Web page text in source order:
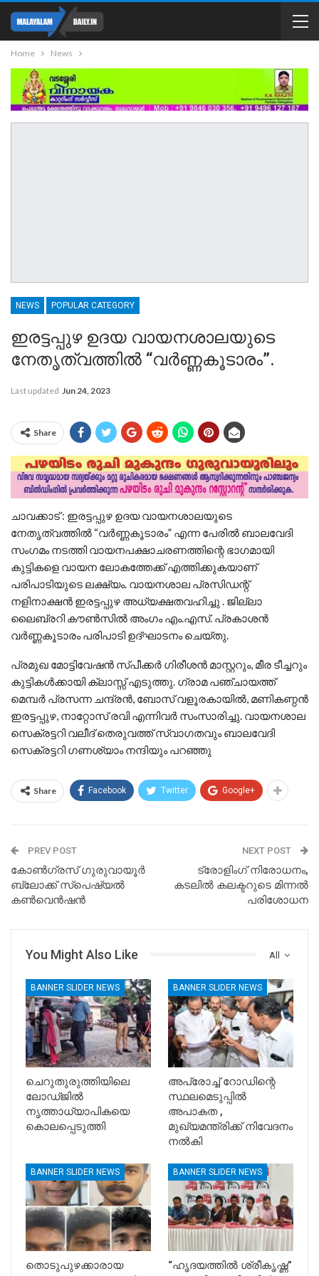
Home News
NEWS POPULAR CATEGORY
ഇരട്ടപ്പുഴ ഉദയ വായനശാലയുടെ
നേതൃത്വത്തിൽ “വർണ്ണകൂടാരം”.
Last updated Jun 24, 2023
Share
ചാവക്കാട് : ഇരട്ടപ്പുഴ ഉദയ വായനശാലയുടെ
നേതൃത്വത്തിൽ “വർണ്ണകൂടാരം” എന്ന പേരിൽ ബാലവേദി
സംഗമം നടത്തി വായനപക്ഷാചരണത്തിന്റെ ഭാഗമായി
കുട്ടികളെ വായന ലോകത്തേക്ക് എത്തിക്കുകയാണ്
പരിപാടിയുടെ ലക്ഷ്യം. വായനശാല പ്രസിഡന്റ്‌
നളിനാക്ഷൻ ഇരട്ടപ്പുഴ അധ്യക്ഷതവഹിച്ചു . ജില്ലാ
ലൈബ്രറി കൗൺസിൽ അംഗം എം.എസ്. പ്രകാശൻ
വർണ്ണകൂടാരം പരിപാടി ഉദ്ഘാടനം ചെയ്തു.
പ്രമുഖ മോട്ടിവേഷൻ സ്പീക്കർ ഗിരീശൻ മാസ്റ്ററും, മീര ടീച്ചറും
കുട്ടികൾക്കായി ക്ലാസ്സ് എടുത്തു. ഗ്രാമ പഞ്ചായത്ത്‌
മെമ്പർ പ്രസന്ന ചന്ദ്രൻ, ബോസ് വളൂരകായിൽ, മണികണ്ഠൻ
ഇരട്ടപ്പുഴ, നാറ്റോസ് രവി എന്നിവർ സംസാരിച്ചു. വായനശാല
സെക്രട്ടറി വലീദ് തെരുവത്ത് സ്വാഗതവും ബാലവേദി
സെക്രട്ടറി ഗണശ്യാം നന്ദിയും പറഞ്ഞു
Share Facebook Twitter Google+
PREV POST
കോൺഗ്രസ്‌ ഗുരുവായൂർ
ബ്ലോക്ക്‌ സ്പെഷ്യൽ
കൺവെൻഷൻ
NEXT POST
ട്രോളിംഗ് നിരോധനം,
കടലിൽ കലക്ടറുടെ മിന്നൽ
പരിശോധന
All
You Might Also Like
BANNER SLIDER NEWS
ചെറുതുരുത്തിയിലെ
ലോഡ്ജിൽ
നൃത്താധ്യാപികയെ
കൊലപ്പെടുത്തി
BANNER SLIDER NEWS
അപ്രോച്ച് റോഡിന്റെ
സ്ഥലമെടുപ്പിൽ
അപാകത ,
മുഖ്യമന്ത്രിക്ക് നിവേദനം
നൽകി
BANNER SLIDER NEWS
തൊടുപുഴക്കാരായ
BANNER SLIDER NEWS
“ഹൃദയത്തിൽ ശ്രീകൃഷ്ണ”